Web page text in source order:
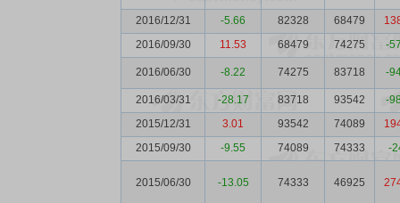
2016/12/31 -5.66 82328 68479
2016/09/30
11.53 68479 74275 -
2016/06/30 -8.22 74275 83718 -
2016/03/31 -28.17 83718 93542
-
2015/12/31
3.01 93542 74089
2015/09/30
-9.55 74089 74333 -
2015/06/30 -13.05 74333 46925